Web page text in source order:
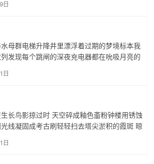
日
母群电梯升降井里漂浮着过期的梦境标本我
发现每个跳闸的深夜充电器都在吮吸月亮的
日
长鸟影掠过时 天空碎成釉色齑粉钟楼用锈蚀
线凝固成考古刷轻轻扫去塔尖淤积的霞斑 晾
日